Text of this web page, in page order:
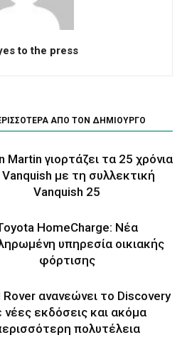
to the press
ΑΠΟ ΤΟΝ ΔΗΜΙΟΥΡΓΟ
Martin γιορτάζει τα 25 χρόνια
με τη συλλεκτική
Vanquish 25
HomeCharge: Νέα
υπηρεσία οικιακής
φόρτισης
Rover ανανεώνει το Discovery
νέες εκδόσεις και ακόμα
πολυτέλεια